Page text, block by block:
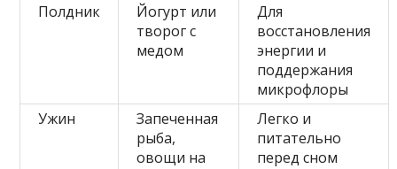
Полдник
Йогурт или
творог с
медом
Для
восстановления
энергии и
поддержания
микрофлоры
Ужин
Запеченная
рыба,
овощи на
Легко и
питательно
перед сном